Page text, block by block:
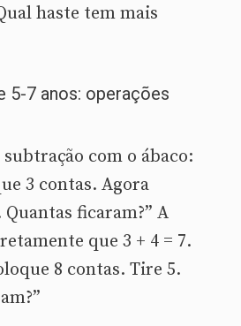
haste tem mais
5-7 anos: operações
subtração com o ábaco:
3 contas. Agora
ficaram?” A
que 3 + 4 = 7.
8 contas. Tire 5.